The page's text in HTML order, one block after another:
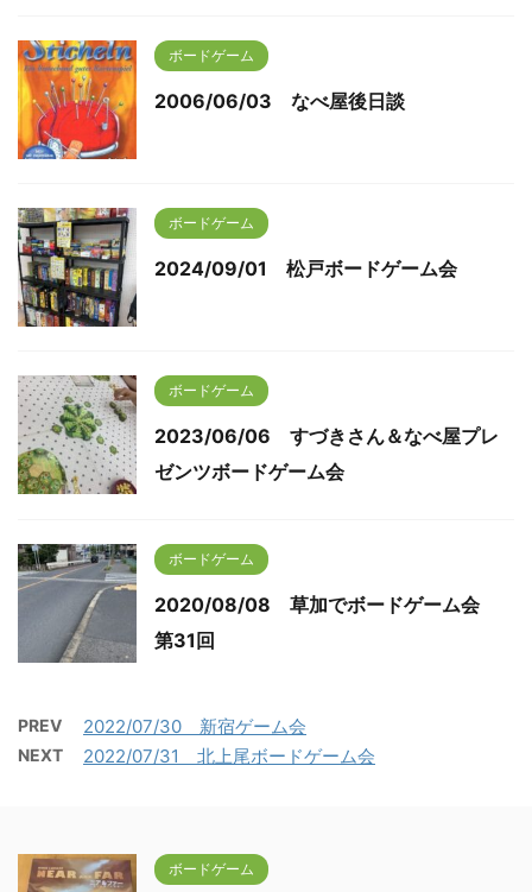
ボードゲーム
2006/06/03 なべ屋後日談
ボードゲーム
2024/09/01 松戸ボードゲーム会
ボードゲーム
2023/06/06 すづきさん＆なべ屋プレ
ゼンツボードゲーム会
ボードゲーム
2020/08/08 草加でボードゲーム会
第31回
PREV 2022/07/30 新宿ゲーム会
NEXT 2022/07/31 北上尾ボードゲーム会
ボードゲーム